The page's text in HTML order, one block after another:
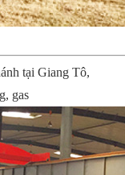
tại Giang Tô,
gas